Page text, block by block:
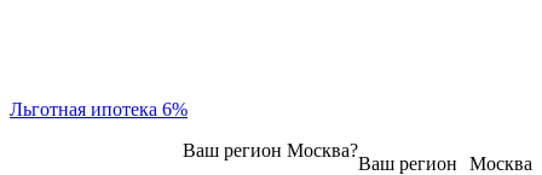
Льготная ипотека 6%
Москва
Ваш регион
Ваш регион Москва?